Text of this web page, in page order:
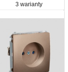
3 warianty